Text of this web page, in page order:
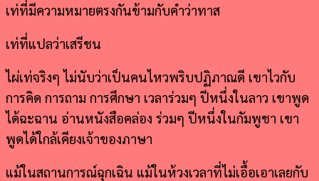
เท่ที่มีความหมายตรงกันข้ามกับคำว่าทาส
เท่ที่แปลว่าเสรีชน
ไผ่เท่จริงๆ ไม่นับว่าเป็นคนไหวพริบปฏิภาณดี เขาไวกับ
การคิด การถาม การศึกษา เวลาร่วมๆ ปีหนึ่งในลาว เขาพูด
ได้ฉะฉาน อ่านหนังสือคล่อง ร่วมๆ ปีหนึ่งในกัมพูชา เขา
พูดได้ใกล้เคียงเจ้าของภาษา
แม้ในสถานการณ์ฉุกเฉิน แม้ในห้วงเวลาที่ไม่เอื้อเอาเลยกับ